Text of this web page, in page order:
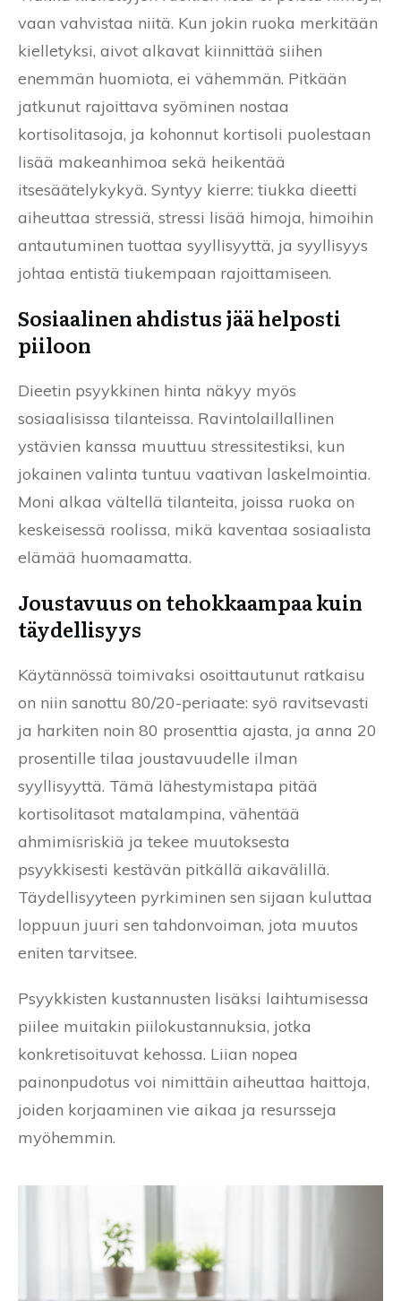
vaan vahvistaa niitä. Kun jokin ruoka merkitään
kielletyksi, aivot alkavat kiinnittää siihen
enemmän huomiota, ei vähemmän. Pitkään
jatkunut rajoittava syöminen nostaa
kortisolitasoja, ja kohonnut kortisoli puolestaan
lisää makeanhimoa sekä heikentää
itsesäätelykykyä. Syntyy kierre: tiukka dieetti
aiheuttaa stressiä, stressi lisää himoja, himoihin
antautuminen tuottaa syyllisyyttä, ja syyllisyys
johtaa entistä tiukempaan rajoittamiseen.
Sosiaalinen ahdistus jää helposti
piiloon
Dieetin psyykkinen hinta näkyy myös
sosiaalisissa tilanteissa. Ravintolaillallinen
ystävien kanssa muuttuu stressitestiksi, kun
jokainen valinta tuntuu vaativan laskelmointia.
Moni alkaa vältellä tilanteita, joissa ruoka on
keskeisessä roolissa, mikä kaventaa sosiaalista
elämää huomaamatta.
Joustavuus on tehokkaampaa kuin
täydellisyys
Käytännössä toimivaksi osoittautunut ratkaisu
on niin sanottu 80/20-periaate: syö ravitsevasti
ja harkiten noin 80 prosenttia ajasta, ja anna 20
prosentille tilaa joustavuudelle ilman
syyllisyyttä. Tämä lähestymistapa pitää
kortisolitasot matalampina, vähentää
ahmimisriskiä ja tekee muutoksesta
psyykkisesti kestävän pitkällä aikavälillä.
Täydellisyyteen pyrkiminen sen sijaan kuluttaa
loppuun juuri sen tahdonvoiman, jota muutos
eniten tarvitsee.
Psyykkisten kustannusten lisäksi laihtumisessa
piilee muitakin piilokustannuksia, jotka
konkretisoituvat kehossa. Liian nopea
painonpudotus voi nimittäin aiheuttaa haittoja,
joiden korjaaminen vie aikaa ja resursseja
myöhemmin.